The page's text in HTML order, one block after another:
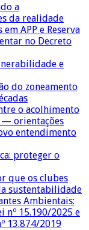
a
da realidade
APP e Reserva
no Decreto
e
do zoneamento
o acolhimento
— orientações
entendimento
proteger o
que os clubes
sustentabilidade
Ambientais:
nº 15.190/2025 e
13.874/2019